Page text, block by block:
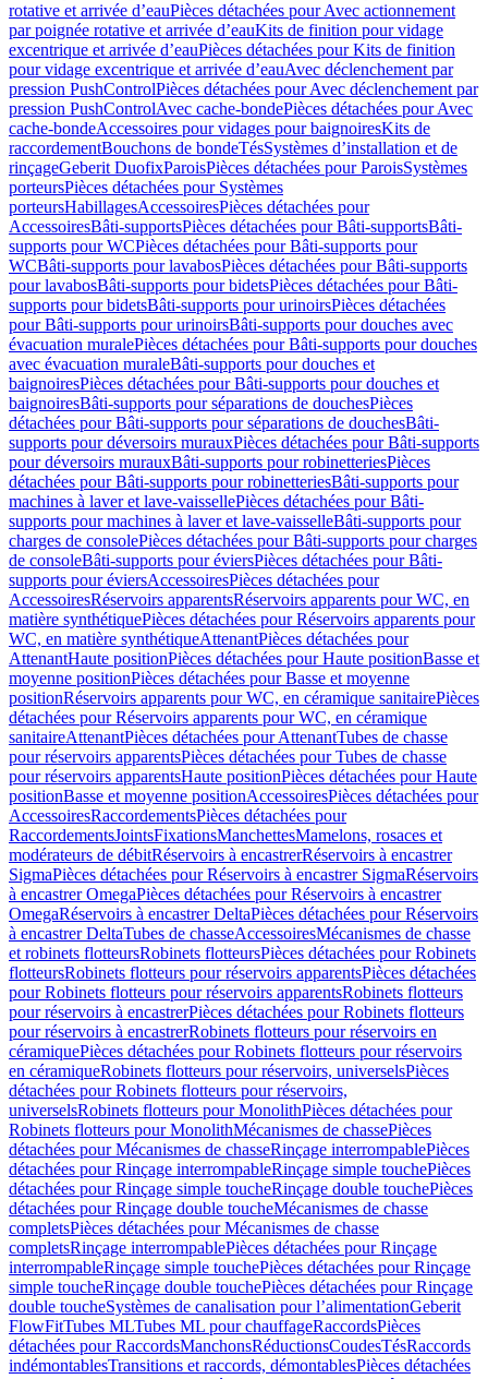
rotative et arrivée d’eauPièces détachées pour Avec actionnement
par poignée rotative et arrivée d’eauKits de finition pour vidage
excentrique et arrivée d’eauPièces détachées pour Kits de finition
pour vidage excentrique et arrivée d’eauAvec déclenchement par
pression PushControlPièces détachées pour Avec déclenchement par
pression PushControlAvec cache-bondePièces détachées pour Avec
cache-bondeAccessoires pour vidages pour baignoiresKits de
raccordementBouchons de bondeTésSystèmes d’installation et de
rinçageGeberit DuofixParoisPièces détachées pour ParoisSystèmes
porteursPièces détachées pour Systèmes
porteursHabillagesAccessoiresPièces détachées pour
AccessoiresBâti-supportsPièces détachées pour Bâti-supportsBâti-
supports pour WCPièces détachées pour Bâti-supports pour
WCBâti-supports pour lavabosPièces détachées pour Bâti-supports
pour lavabosBâti-supports pour bidetsPièces détachées pour Bâti-
supports pour bidetsBâti-supports pour urinoirsPièces détachées
pour Bâti-supports pour urinoirsBâti-supports pour douches avec
évacuation muralePièces détachées pour Bâti-supports pour douches
avec évacuation muraleBâti-supports pour douches et
baignoiresPièces détachées pour Bâti-supports pour douches et
baignoiresBâti-supports pour séparations de douchesPièces
détachées pour Bâti-supports pour séparations de douchesBâti-
supports pour déversoirs murauxPièces détachées pour Bâti-supports
pour déversoirs murauxBâti-supports pour robinetteriesPièces
détachées pour Bâti-supports pour robinetteriesBâti-supports pour
machines à laver et lave-vaissellePièces détachées pour Bâti-
supports pour machines à laver et lave-vaisselleBâti-supports pour
charges de consolePièces détachées pour Bâti-supports pour charges
de consoleBâti-supports pour éviersPièces détachées pour Bâti-
supports pour éviersAccessoiresPièces détachées pour
AccessoiresRéservoirs apparentsRéservoirs apparents pour WC, en
matière synthétiquePièces détachées pour Réservoirs apparents pour
WC, en matière synthétiqueAttenantPièces détachées pour
AttenantHaute positionPièces détachées pour Haute positionBasse et
moyenne positionPièces détachées pour Basse et moyenne
positionRéservoirs apparents pour WC, en céramique sanitairePièces
détachées pour Réservoirs apparents pour WC, en céramique
sanitaireAttenantPièces détachées pour AttenantTubes de chasse
pour réservoirs apparentsPièces détachées pour Tubes de chasse
pour réservoirs apparentsHaute positionPièces détachées pour Haute
positionBasse et moyenne positionAccessoiresPièces détachées pour
AccessoiresRaccordementsPièces détachées pour
RaccordementsJointsFixationsManchettesMamelons, rosaces et
modérateurs de débitRéservoirs à encastrerRéservoirs à encastrer
SigmaPièces détachées pour Réservoirs à encastrer SigmaRéservoirs
à encastrer OmegaPièces détachées pour Réservoirs à encastrer
OmegaRéservoirs à encastrer DeltaPièces détachées pour Réservoirs
à encastrer DeltaTubes de chasseAccessoiresMécanismes de chasse
et robinets flotteursRobinets flotteursPièces détachées pour Robinets
flotteursRobinets flotteurs pour réservoirs apparentsPièces détachées
pour Robinets flotteurs pour réservoirs apparentsRobinets flotteurs
pour réservoirs à encastrerPièces détachées pour Robinets flotteurs
pour réservoirs à encastrerRobinets flotteurs pour réservoirs en
céramiquePièces détachées pour Robinets flotteurs pour réservoirs
en céramiqueRobinets flotteurs pour réservoirs, universelsPièces
détachées pour Robinets flotteurs pour réservoirs,
universelsRobinets flotteurs pour MonolithPièces détachées pour
Robinets flotteurs pour MonolithMécanismes de chassePièces
détachées pour Mécanismes de chasseRinçage interrompablePièces
détachées pour Rinçage interrompableRinçage simple touchePièces
détachées pour Rinçage simple toucheRinçage double touchePièces
détachées pour Rinçage double toucheMécanismes de chasse
completsPièces détachées pour Mécanismes de chasse
completsRinçage interrompablePièces détachées pour Rinçage
interrompableRinçage simple touchePièces détachées pour Rinçage
simple toucheRinçage double touchePièces détachées pour Rinçage
double toucheSystèmes de canalisation pour l’alimentationGeberit
FlowFitTubes MLTubes ML pour chauffageRaccordsPièces
détachées pour RaccordsManchonsRéductionsCoudesTésRaccords
indémontablesTransitions et raccords, démontablesPièces détachées